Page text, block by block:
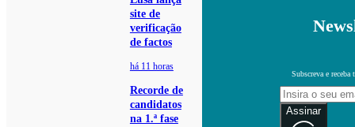
site de
verificação
de factos
há 11 horas
Recorde de
candidatos
na 1.ª fase
Subscreva e receba
Assinar